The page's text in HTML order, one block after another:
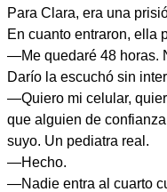
Para Clara, era una
En cuanto entraron, ella
—Me quedaré 48 horas.
Darío la escuchó sin
—Quiero mi celular,
que alguien de
suyo. Un pediatra real.
—Hecho.
—Nadie entra al cuarto